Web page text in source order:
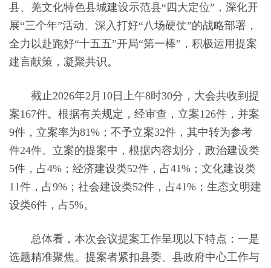
县、羌文化特色县城建设示范县“四大定位”，深化开
展“三个年”活动、深入打好“八场硬仗”的战略部署，
全力以赴跑好“十五五”开局“第一棒”，积极运用提案
建言献策，凝聚共识。
截 止2026年2 月 10日 上午8时30分 ，大会共收到提
案167件。 根据有关规定，经审查，立案126件， 并案
9件 ，立案率为81% ；不予立案32件，其中转为参考
件24件。立案的提案中，根据内容划分，政治建设类
5件，占4%；经济建设类52件，占41%；文化建设类
11件，占9%；社会建设类52件，占41%；生态文明建
设类6件，占5%。
总体看，本次会议提案工作呈现以下特点：一是
选题精准聚焦。提案者紧扣县委、县政府中心工作与